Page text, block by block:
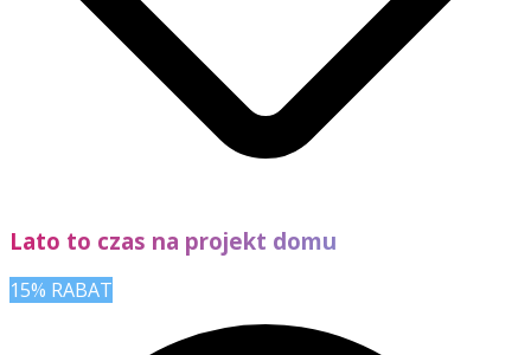
Lato to czas na projekt domu
15% RABAT